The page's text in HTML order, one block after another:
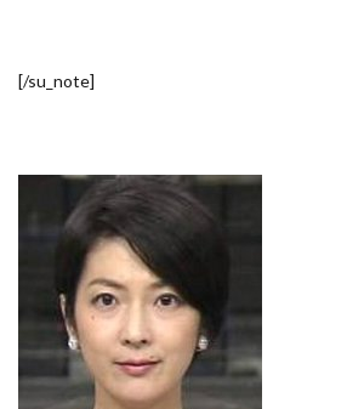
[/su_note]